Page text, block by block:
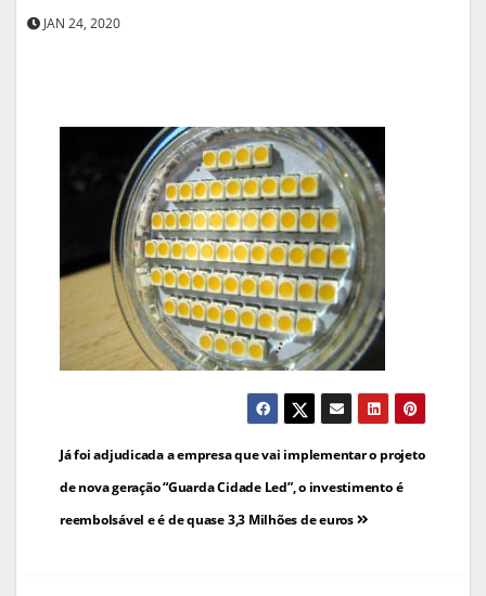
JAN 24, 2020
Navegação
de
artigos
Já foi adjudicada a empresa que vai implementar o projeto
de nova geração “Guarda Cidade Led”, o investimento é
reembolsável e é de quase 3,3 Milhões de euros